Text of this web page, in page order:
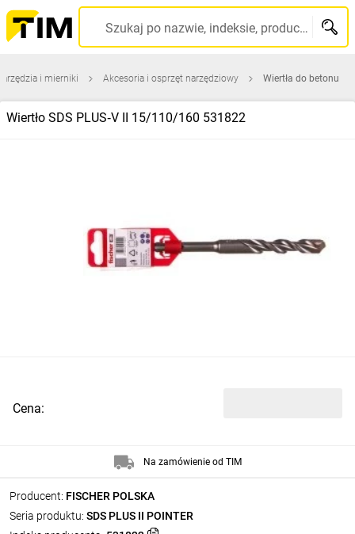
Szukaj po nazwie, indeksie, producencie, kodzie kreskowym...
i mierniki Akcesoria i osprzęt narzędziowy Wiertła do betonu
Wiertło SDS PLUS‑V II 15/110/160 531822
Producent: FISCHER POLSKA
Seria produktu: SDS PLUS II POINTER
Cena:
Na zamówienie od TIM